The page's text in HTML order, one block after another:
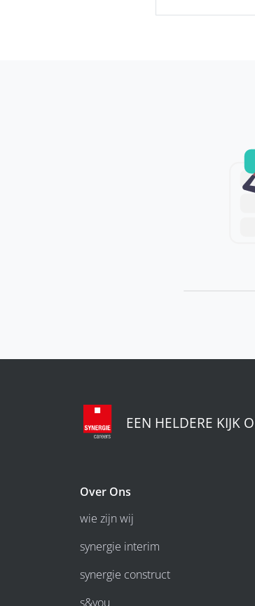
EEN HELDERE KIJK
Over Ons
wie zijn wij
synergie interim
synergie construct
s&you